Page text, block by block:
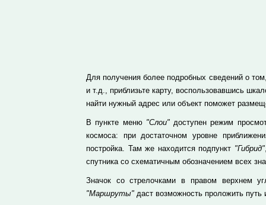
Для получения более подробных сведений о
и т.д., приблизьте карту, воспользовавшись
найти нужный адрес или объект поможет
В пункте меню "Слои"доступен режим
космоса: при достаточном уровне
постройка. Там же находится подпункт "Гибрид"
спутника со схематичным обозначением всех
Значок со стрелочками в правом верхнем
"Маршруты" даст возможность проложить путь